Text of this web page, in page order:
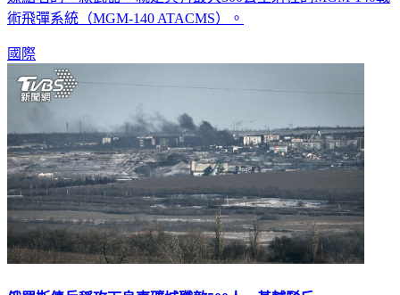
術飛彈系統（MGM-140 ATACMS）。
國際